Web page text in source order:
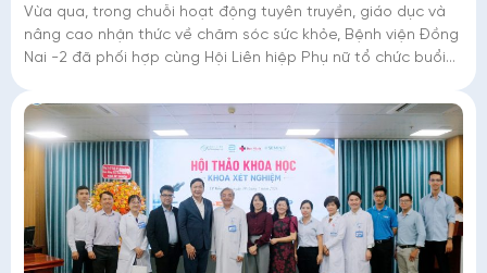
Vừa qua, trong chuỗi hoạt động tuyên truyền, giáo dục và
nâng cao nhận thức về chăm sóc sức khỏe, Bệnh viện Đồng
Nai -2 đã phối hợp cùng Hội Liên hiệp Phụ nữ tổ chức buổi